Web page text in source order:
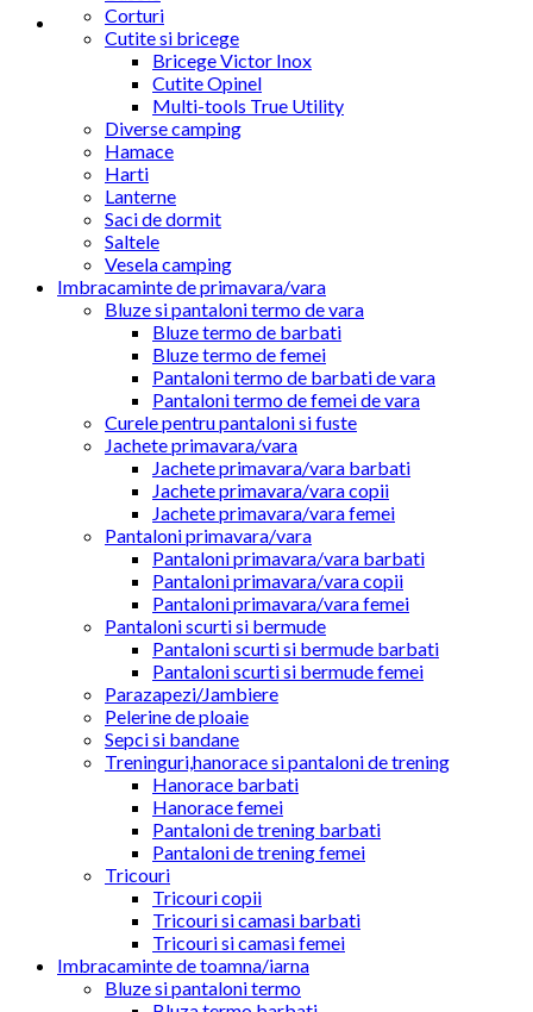
Corturi
Cutite si bricege
Bricege Victor Inox
Cutite Opinel
Multi-tools True Utility
Diverse camping
Hamace
Harti
Lanterne
Saci de dormit
Saltele
Vesela camping
Imbracaminte de primavara/vara
Bluze si pantaloni termo de vara
Bluze termo de barbati
Bluze termo de femei
Pantaloni termo de barbati de vara
Pantaloni termo de femei de vara
Curele pentru pantaloni si fuste
Jachete primavara/vara
Jachete primavara/vara barbati
Jachete primavara/vara copii
Jachete primavara/vara femei
Pantaloni primavara/vara
Pantaloni primavara/vara barbati
Pantaloni primavara/vara copii
Pantaloni primavara/vara femei
Pantaloni scurti si bermude
Pantaloni scurti si bermude barbati
Pantaloni scurti si bermude femei
Parazapezi/Jambiere
Pelerine de ploaie
Sepci si bandane
Treninguri,hanorace si pantaloni de trening
Hanorace barbati
Hanorace femei
Pantaloni de trening barbati
Pantaloni de trening femei
Tricouri
Tricouri copii
Tricouri si camasi barbati
Tricouri si camasi femei
Imbracaminte de toamna/iarna
Bluze si pantaloni termo